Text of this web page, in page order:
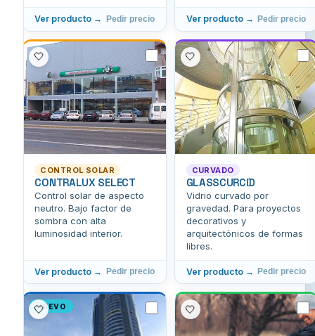
Ver producto → Pedir precio Ver producto → Pedir precio
CONTROL SOLAR
CONTRALUX SELECT
Control solar de aspecto
neutro. Bajo factor de
sombra con alta
luminosidad interior.
Ver producto → Pedir precio
🤍
CURVADO
GLASSCURCID
Vidrio curvado por
gravedad. Para proyectos
decorativos y
arquitectónicos de formas
libres.
Ver producto → Pedir precio
🤍
NUEVO
🤍 🤍